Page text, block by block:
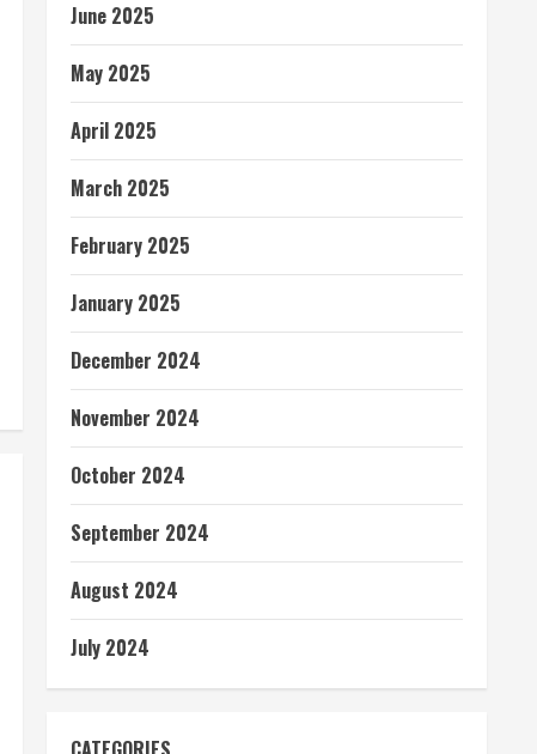
June 2025
May 2025
April 2025
March 2025
February 2025
January 2025
December 2024
November 2024
October 2024
September 2024
August 2024
July 2024